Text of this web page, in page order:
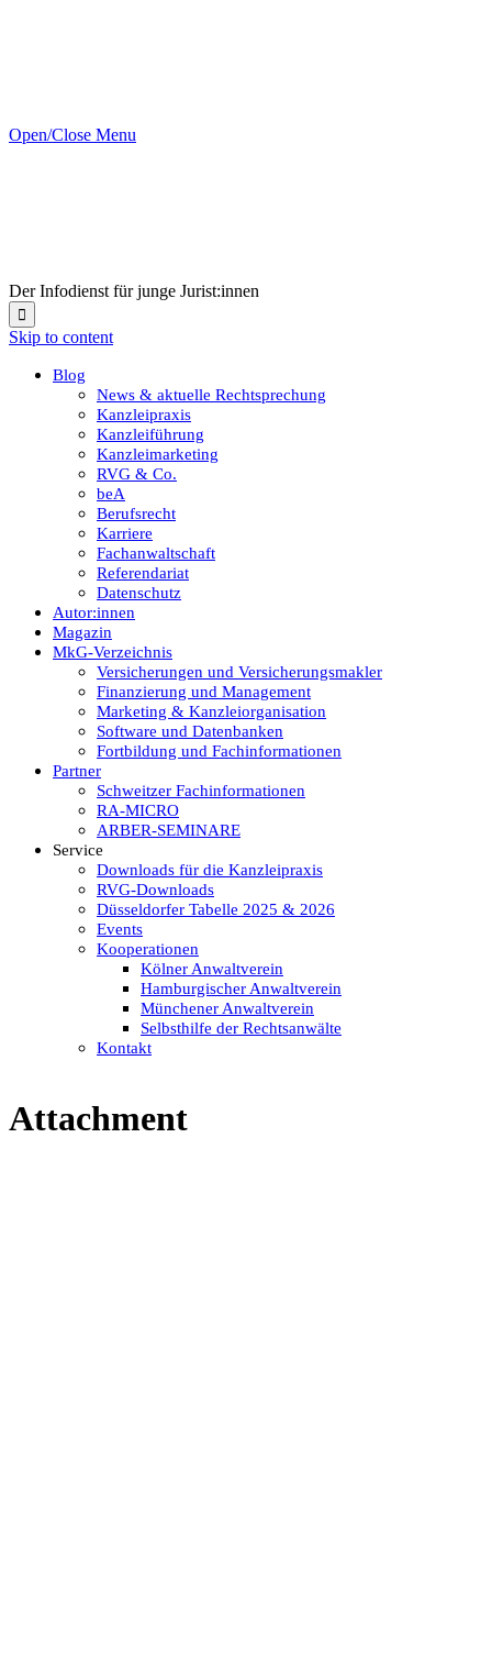
Open/Close Menu
Der Infodienst für junge Jurist:innen

Skip to content
Blog
News & aktuelle Rechtsprechung
Kanzleipraxis
Kanzleiführung
Kanzleimarketing
RVG & Co.
beA
Berufsrecht
Karriere
Fachanwaltschaft
Referendariat
Datenschutz
Autor:innen
Magazin
MkG-Verzeichnis
Versicherungen und Versicherungsmakler
Finanzierung und Management
Marketing & Kanzleiorganisation
Software und Datenbanken
Fortbildung und Fachinformationen
Partner
Schweitzer Fachinformationen
RA-MICRO
ARBER-SEMINARE
Service
Downloads für die Kanzleipraxis
RVG-Downloads
Düsseldorfer Tabelle 2025 & 2026
Events
Kooperationen
Kölner Anwaltverein
Hamburgischer Anwaltverein
Münchener Anwaltverein
Selbsthilfe der Rechtsanwälte
Kontakt
Attachment